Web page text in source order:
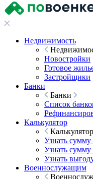
Недвижимость
Новостройки
Готовое
Застройщики
Банки
Банки
Список
Калькулятор
Калькулятор
Узнать
Узнать
Узнать
Военнослужащим